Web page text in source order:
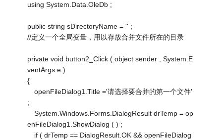
using System.Data.OleDb ;
public string sDirectoryName = '' ;
//定义一个全局变量，用以存放合并文件所在的目录
private void button2_Click ( object sender , System.E
ventArgs e )
{
openFileDialog1.Title ='请选择要合并的第一个文件'
;
System.Windows.Forms.DialogResult drTemp = op
enFileDialog1.ShowDialog ( ) ;
if ( drTemp == DialogResult.OK && openFileDialog